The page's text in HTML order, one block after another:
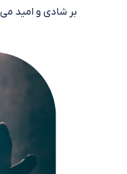
بر شادی و امید